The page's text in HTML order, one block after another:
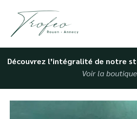
Découvrez l’intégralité de notre
Voir la boutique